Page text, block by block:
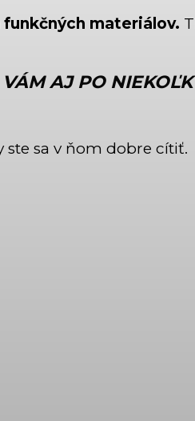
materiálov.
AJ PO
ste sa v ňom dobre cítiť.